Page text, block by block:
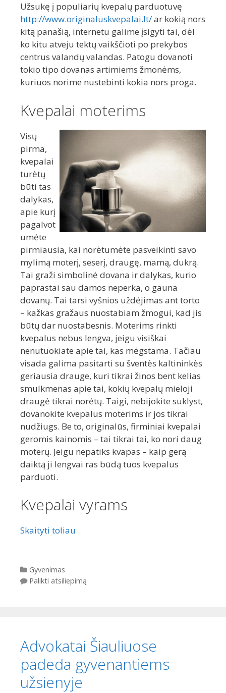
Užsukę į populiarių kvepalų parduotuvę
http://www.originaluskvepalai.lt/ar kokią nors
kitą panašią, internetu galime įsigyti tai, dėl
ko kitu atveju tektų vaikščioti po prekybos
centrus valandų valandas. Patogu dovanoti
tokio tipo dovanas artimiems žmonėms,
kuriuos norime nustebinti kokia nors proga.
Kvepalai moterims
Visų
pirma,
kvepalai
turėtų
būti tas
dalykas,
apie kurį
pagalvot
umėte
pirmiausia, kai norėtumėte pasveikinti savo
mylimą moterį, seserį, draugę, mamą, dukrą.
Tai graži simbolinė dovana ir dalykas, kurio
paprastai sau damos neperka, o gauna
dovanų. Tai tarsi vyšnios uždėjimas ant torto
– kažkas gražaus nuostabiam žmogui, kad jis
būtų dar nuostabesnis. Moterims rinkti
kvepalus nebus lengva, jeigu visiškai
nenutuokiate apie tai, kas mėgstama. Tačiau
visada galima pasitarti su šventės kaltininkės
geriausia drauge, kuri tikrai žinos bent kelias
smulkmenas apie tai, kokių kvepalų mieloji
draugė tikrai norėtų. Taigi, nebijokite suklyst,
dovanokite kvepalus moterims ir jos tikrai
nudžiugs. Be to, originalūs, firminiai kvepalai
geromis kainomis – tai tikrai tai, ko nori daug
moterų. Jeigu nepatiks kvapas – kaip gerą
daiktą ji lengvai ras būdą tuos kvepalus
parduoti.
Kvepalai vyrams
Skaityti toliau
Kategorijos
Gyvenimas
Palikti atsiliepimą
Advokatai Šiauliuose
padeda gyvenantiems
užsienyje